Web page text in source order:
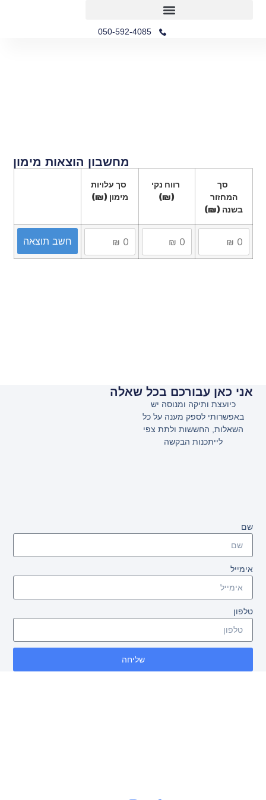
050-592-4085
מחשבון הוצאות מימון
סך
המחזור
בשנה (₪)
רווח נקי
(₪)
סך עלויות
מימון (₪)
חשב תוצאה
אני כאן עבורכם בכל שאלה
כיועצת ותיקה ומנוסה יש
באפשרותי לספק מענה על כל
השאלות, החששות ולתת צפי
לייתכנות הבקשה
שם
אימייל
טלפון
שליחה